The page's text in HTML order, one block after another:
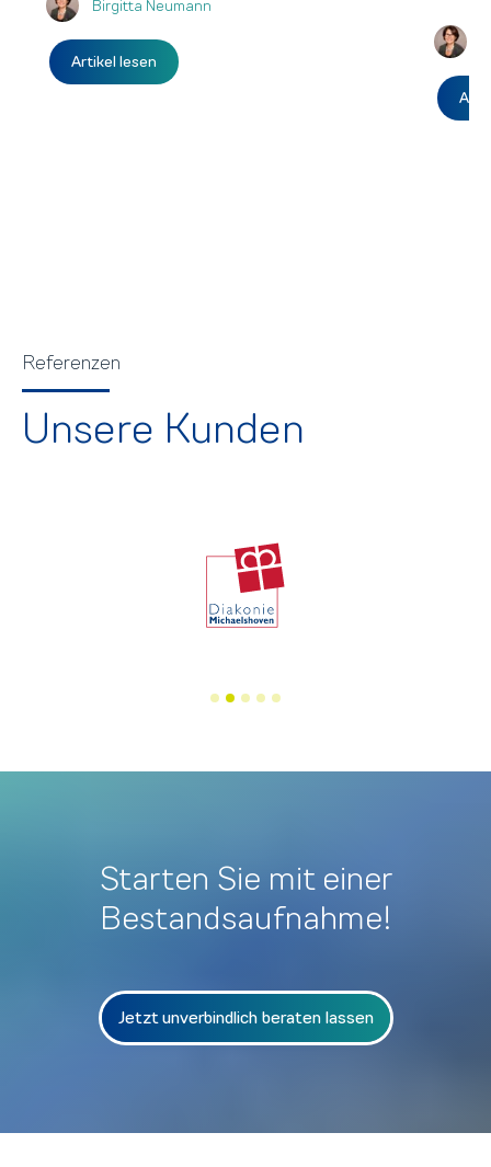
Birgitta Neumann
Artikel lesen
Referenzen
Unsere Kunden
Starten Sie mit einer
Bestandsaufnahme!
Jetzt unverbindlich beraten lassen